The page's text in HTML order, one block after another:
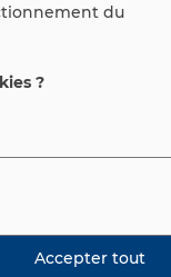
legal
du
?
Accepter tout